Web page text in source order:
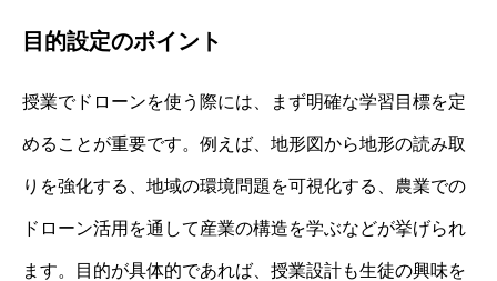
目的設定のポイント
授業でドローンを使う際には、まず明確な学習目標を定
めることが重要です。例えば、地形図から地形の読み取
りを強化する、地域の環境問題を可視化する、農業での
ドローン活用を通して産業の構造を学ぶなどが挙げられ
ます。目的が具体的であれば、授業設計も生徒の興味を